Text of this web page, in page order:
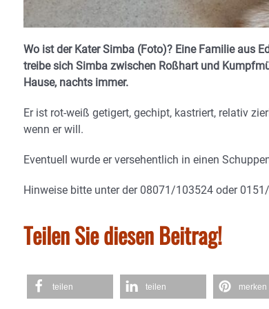
Wo ist der Kater Simba (Foto)? Eine Familie aus
treibe sich Simba zwischen Roßhart und
Hause, nachts immer.
Er ist rot-weiß getigert, gechipt, kastriert, relativ
wenn er will.
Eventuell wurde er versehentlich in einen
Hinweise bitte unter der 08071/103524 oder
Teilen Sie diesen Beitrag!
teilen teilen merken